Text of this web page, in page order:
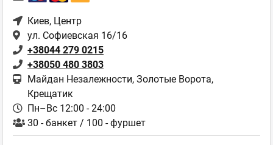
Киев, Центр
ул. Софиевская 16/16
+38044 279 0215
+38050 480 3803
Майдан Незалежности, Золотые Ворота,
Крещатик
Пн–Вс 12:00 - 24:00
30 - банкет / 100 - фуршет